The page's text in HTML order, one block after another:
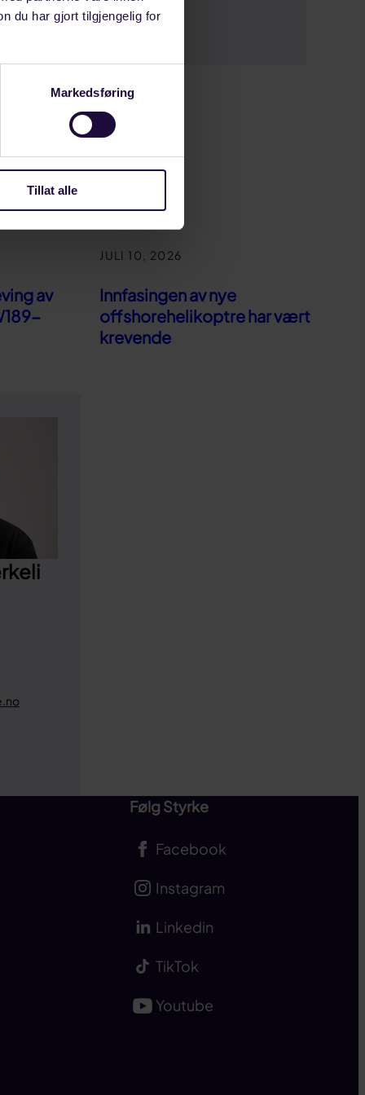
du har gjort tilgjengelig for
Markedsføring
Tillat alle
av
JULI 10, 2026
Innfasingen av nye
offshorehelikoptre har vært
krevende
Følg Styrke
Facebook
Instagram
Linkedin
TikTok
Youtube